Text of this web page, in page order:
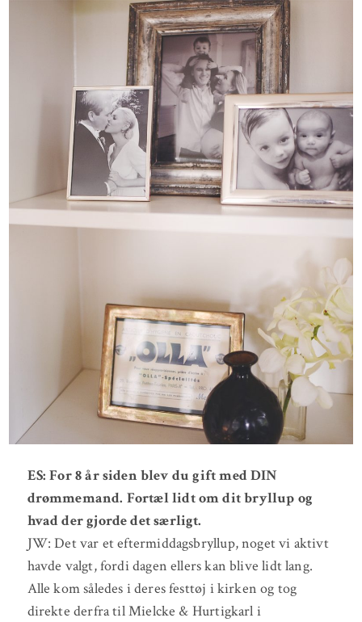
ES: For 8 år siden blev du gift med DIN
drømmemand. Fortæl lidt om dit bryllup og
hvad der gjorde det særligt.
JW: Det var et eftermiddagsbryllup, noget vi aktivt
havde valgt, fordi dagen ellers kan blive lidt lang.
Alle kom således i deres festtøj i kirken og tog
direkte derfra til Mielcke & Hurtigkarl i